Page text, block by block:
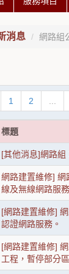
消息 網路組
1 2
標題
[其他消息]網路組
網路建置維修]
線及無線網路服務
[網路建置維修]
認證網路服務。
[網路建置維修]
工程，暫停部分